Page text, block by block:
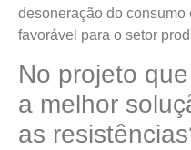
desoneração do
favorável para o setor
No projeto
a melhor
as